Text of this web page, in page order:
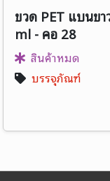
ขวด PET แบนข
ml - คอ 28
สินค้าหมด
บรรจุภัณฑ์